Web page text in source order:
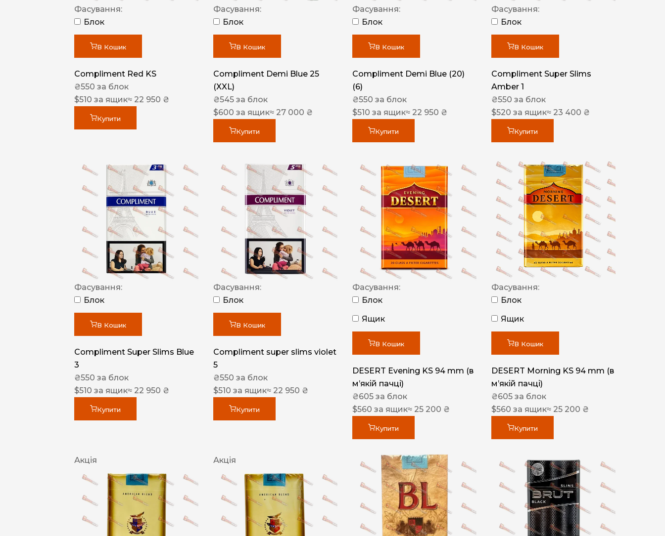
Фасування:
Блок
В Кошик
Compliment Red KS
₴550 за блок
$510 за ящик≈ 22 950 ₴
Купити
Фасування:
Блок
В Кошик
Compliment Demi Blue 25
(XXL)
₴545 за блок
$600 за ящик≈ 27 000 ₴
Купити
Фасування:
Блок
В Кошик
Compliment Demi Blue (20)
(6)
₴550 за блок
$510 за ящик≈ 22 950 ₴
Купити
Фасування:
Блок
В Кошик
Compliment Super Slims
Amber 1
₴550 за блок
$520 за ящик≈ 23 400 ₴
Купити
Фасування:
Блок
В Кошик
Compliment Super Slims Blue
3
₴550 за блок
$510 за ящик≈ 22 950 ₴
Купити
Фасування:
Блок
В Кошик
Compliment super slims violet
5
₴550 за блок
$510 за ящик≈ 22 950 ₴
Купити
Фасування:
Блок
Ящик
В Кошик
DESERT Evening KS 94 mm (в
мʼякій пачці)
₴605 за блок
$560 за ящик≈ 25 200 ₴
Купити
Фасування:
Блок
Ящик
В Кошик
DESERT Morning KS 94 mm (в
мʼякій пачці)
₴605 за блок
$560 за ящик≈ 25 200 ₴
Купити
Акція Акція